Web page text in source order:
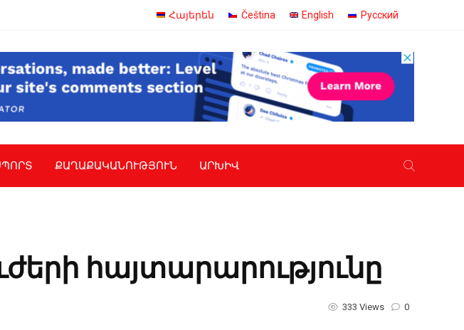
Հայերեն Čeština English Русский
ՔԱՂԱՔԱԿԱՆՈՒԹՅՈՒՆ ԱՐԽԻՎ
հայտարարությունը
0
333 Views